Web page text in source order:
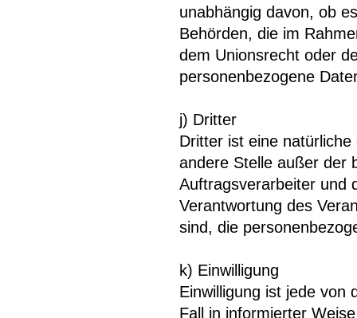
unabhängig davon, ob
Behörden, die im
dem Unionsrecht oder
personenbezogene
j) Dritter
Dritter ist eine
andere Stelle außer der
Auftragsverarbeiter und
Verantwortung des
sind, die
k) Einwilligung
Einwilligung ist jede von
Fall in informierter